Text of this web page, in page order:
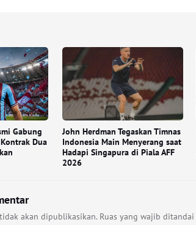
Gabung
Dua
John Herdman Tegaskan Timnas
Indonesia Main Menyerang saat
Hadapi Singapura di Piala AFF
2026
akan dipublikasikan. Ruas yang wajib ditandai